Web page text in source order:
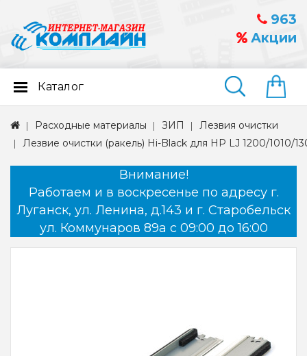
963
Акции
Найти
Каталог
Расходные материалы ЗИП
Лезвия очистки
Лезвие очистки (ракель) Hi-Black для HP LJ 1200/1010/
Внимание!
Работаем и в воскресенье по адресу г.
Луганск, ул. Ленина, д.143 и г. Старобельск
ул. Коммунаров 89а с 09:00 до 16:00